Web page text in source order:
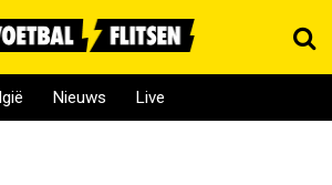
Nieuws Live